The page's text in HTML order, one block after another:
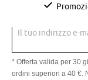
Il tuo indirizzo e-
* Offerta valida per 30
ordini superiori a 40 €.